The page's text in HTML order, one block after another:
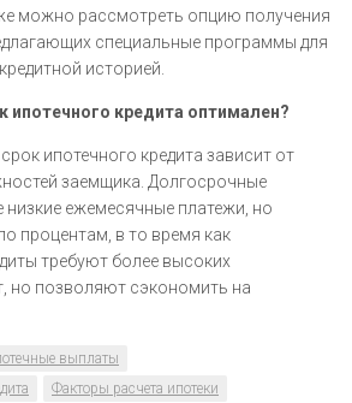
можно рассмотреть опцию получения
специальные программы для
историей.
ипотечного кредита оптимален?
ипотечного кредита зависит от
заемщика. Долгосрочные
низкие ежемесячные платежи, но
процентам, в то время как
требуют более высоких
но позволяют сэкономить на
выплаты
Факторы расчета ипотеки